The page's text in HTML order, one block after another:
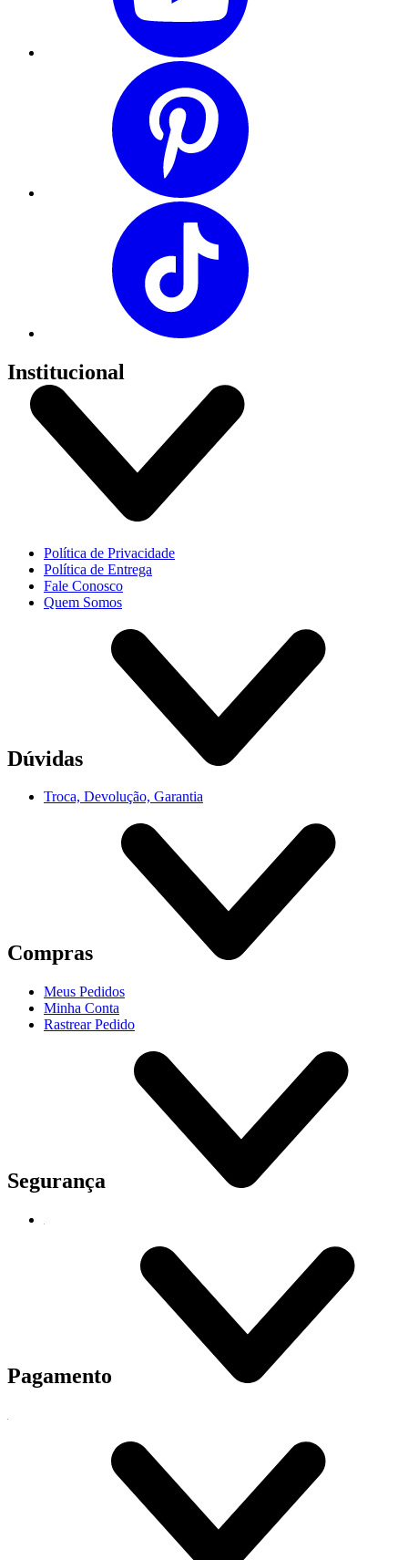
Institucional
Política de Privacidade
Política de Entrega
Fale Conosco
Quem Somos
Dúvidas
Troca, Devolução, Garantia
Compras
Meus Pedidos
Minha Conta
Rastrear Pedido
Segurança
Pagamento